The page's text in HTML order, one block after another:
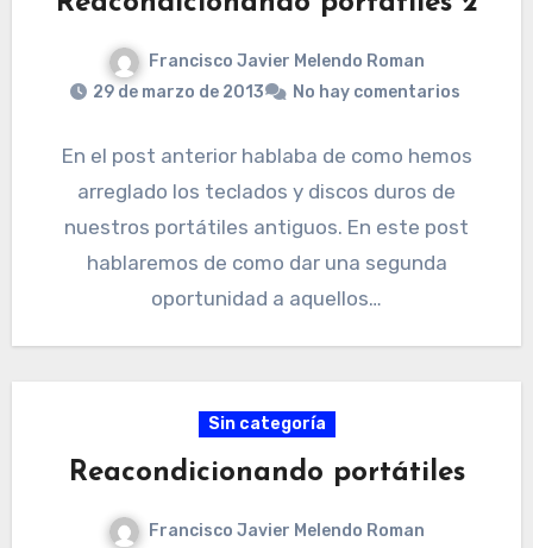
Francisco Javier Melendo Roman
29 de marzo de 2013
No hay comentarios
En el post anterior hablaba de como hemos
arreglado los teclados y discos duros de
nuestros portátiles antiguos. En este post
hablaremos de como dar una segunda
oportunidad a aquellos…
Sin categoría
Reacondicionando portátiles
Francisco Javier Melendo Roman